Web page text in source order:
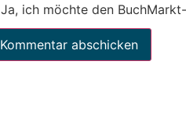
Ja, ich möchte den